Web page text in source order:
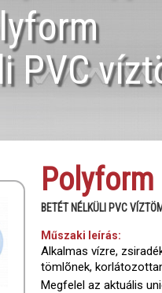
PVC
Polyform
BETÉT NÉLKÜLI PVC
Műszaki leírás:
Alkalmas vízre,
tömlõnek,
Megfelel az aktuális